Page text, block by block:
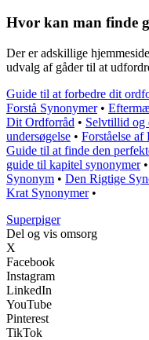
Hvor kan man finde
Der er adskillige
udvalg af gåder til at
Guide til at forbedre dit
Forstå Synonymer•
Dit Ordforråd • Selvtillid og
undersøgelse • Forståelse
Guide til at finde den
guide til kapitel synonymer•
Synonym • Den Rigtige
Krat Synonymer•
Superpiger
Del og vis omsorg
X
Facebook
Instagram
LinkedIn
YouTube
Pinterest
TikTok